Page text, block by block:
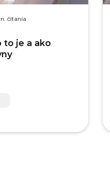
čítania
to je a ako